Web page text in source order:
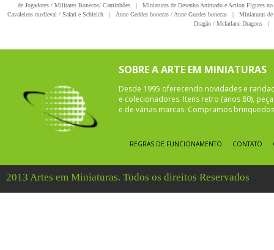
de Jogadores / Militares Bonecos/ Caminhões
|
Miniaturas de Desenho Animado e Action Figures
Cavaleiros medieval / Safari e Schleich
| Anne Geddes bonecas / Anne Guedes bonecas |
Miniaturas
Dragão / Mcfarlane Dragons
|
SOBRE A ARTE EM MINIATURAS
Desde 1995 oferecendo novidades e
e colecionadores. Itens retro (anos 80),
e de várias marcas. Compramos
REGRAS DE FUNCIONAMENTO CONTATO
2013 Artes em Miniaturas. Todos os direitos Reservados